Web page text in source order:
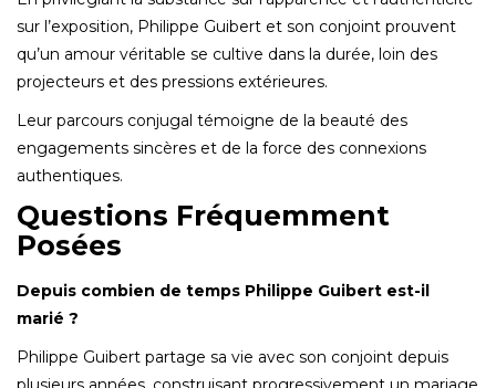
sur l’exposition, Philippe Guibert et son conjoint prouvent
qu’un amour véritable se cultive dans la durée, loin des
projecteurs et des pressions extérieures.
Leur parcours conjugal témoigne de la beauté des
engagements sincères et de la force des connexions
authentiques.
Questions Fréquemment
Posées
Depuis combien de temps Philippe Guibert est-il
marié ?
Philippe Guibert partage sa vie avec son conjoint depuis